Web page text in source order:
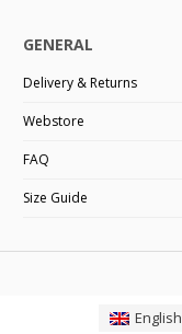
GENERAL
Delivery & Returns
Webstore
FAQ
Size Guide
English